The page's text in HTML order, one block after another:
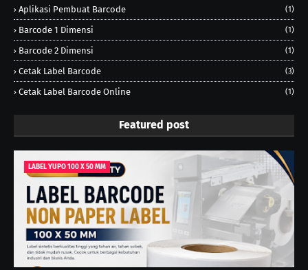
Aplikasi Pembuat Barcode (1)
Barcode 1 Dimensi (1)
Barcode 2 Dimensi (1)
Cetak Label Barcode (3)
Cetak Label Barcode Online (1)
Featured post
LABEL YUPO 100 X 50 MM